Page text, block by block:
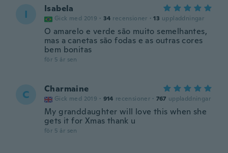
I Isabela
Gick med 2019 · 34 recensioner · 13 uppladdningar
O amarelo e verde são muito semelhantes,
mas a canetas são fodas e as outras cores
bem bonitas
för 5 år sen
C Charmaine
Gick med 2019 · 914 recensioner · 767 uppladdningar
My granddaughter will love this when she
gets it for Xmas thank u
för 5 år sen